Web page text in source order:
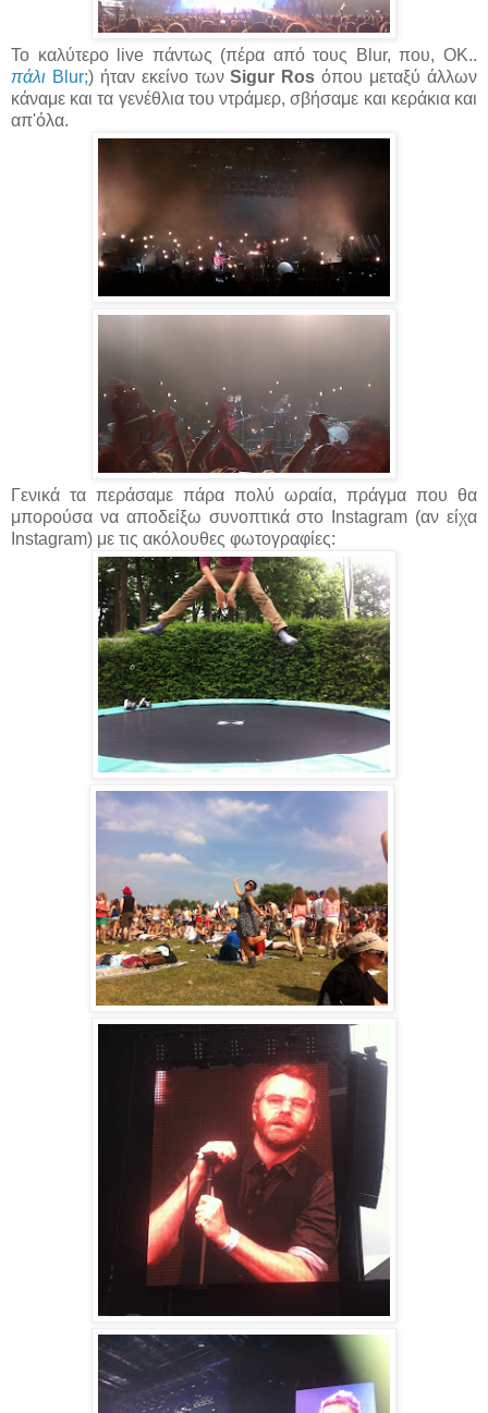
Το καλύτερο live πάντως (πέρα από τους Blur, που, ΟΚ..
πάλι Blur;) ήταν εκείνο τωνSigur Ros όπου μεταξύ άλλων
κάναμε και τα γενέθλια του ντράμερ, σβήσαμε και κεράκια και
απ'όλα.
Γενικά τα περάσαμε πάρα πολύ ωραία, πράγμα που θα
μπορούσα να αποδείξω συνοπτικά στο Instagram (αν είχα
Instagram) με τις ακόλουθες φωτογραφίες: